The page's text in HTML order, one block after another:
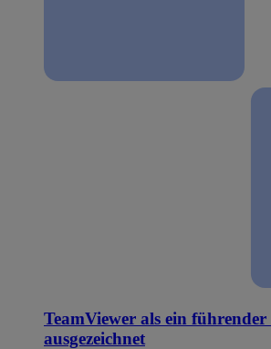
TeamViewer als ein
ausgezeichnet